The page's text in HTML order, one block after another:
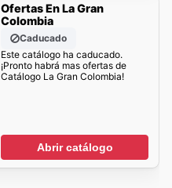
Ofertas En La Gran
Colombia
Caducado
Este catálogo ha caducado.
¡Pronto habrá mas ofertas de
Catálogo La Gran Colombia!
Abrir catálogo